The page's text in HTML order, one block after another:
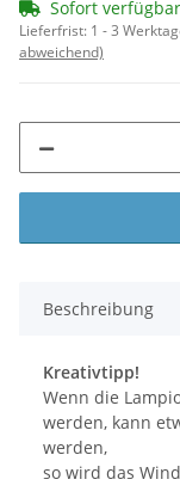
Sofort verfügbar
Lieferfrist: 1 - 3
abweichend)
Beschreibung
Kreativtipp!
Wenn die
werden, kann
werden,
so wird das